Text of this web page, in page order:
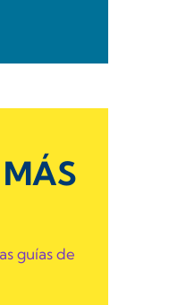
guías de